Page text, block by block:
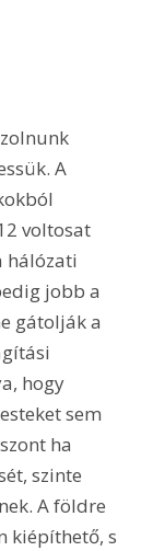
A
voltosat
hálózati
jobb a
gátolják a
hogy
sem
ha
szinte
A földre
kiépíthető, s